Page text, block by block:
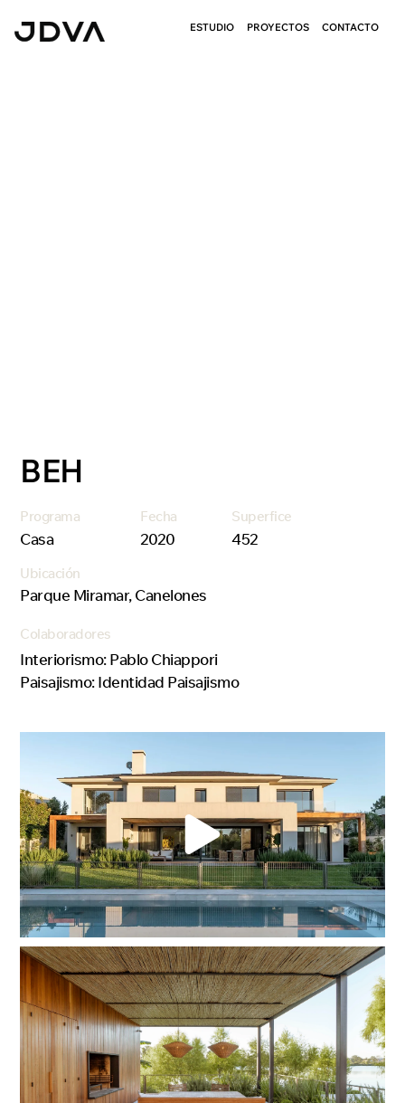
ESTUDIO PROYECTOS CONTACTO
BEH
Programa
Casa
Fecha
2020
Superfice
452
Ubicación
Parque Miramar, Canelones
Colaboradores
Interiorismo: Pablo Chiappori
Paisajismo: Identidad Paisajismo